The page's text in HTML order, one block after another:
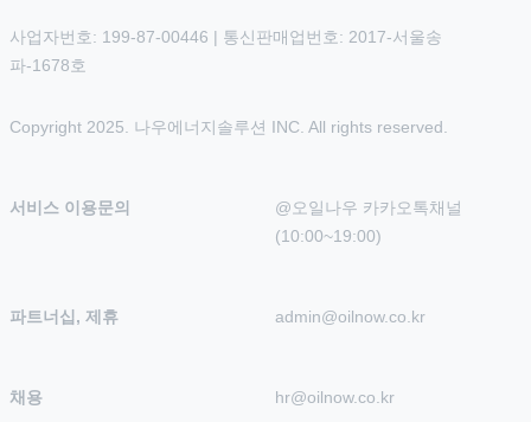
사업자번호: 199-87-00446 | 통신판매업번호: 2017-서울송
파-1678호
Copyright 2025. 나우에너지솔루션 INC. All rights reserved.
서비스 이용문의
@오일나우 카카오톡채널
(10:00~19:00)
파트너십, 제휴 admin@oilnow.co.kr
채용 hr@oilnow.co.kr